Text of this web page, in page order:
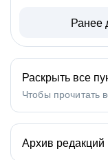
Ранее
Раскрыть все
Чтобы прочитать
Архив редакций